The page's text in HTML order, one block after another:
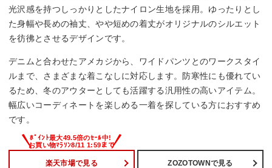
光沢感を持つしっかりとしたナイロン生地を採用。ゆったりとし
た身幅や長めの袖丈、やや短めの着丈がオリジナルのシルエット
を彷彿とさせるデザインです。
デニムと合わせたアメカジから、ワイドパンツとのワークスタイ
ルまで、さまざまな着こなしに対応します。防寒性にも優れてい
るため、冬のアウターとしても活躍する汎用性の高いアイテム。
幅広いコーディネートを楽しめる一着を探している方におすすめ
です。
楽天市場で見る ZOZOTOWNで見る